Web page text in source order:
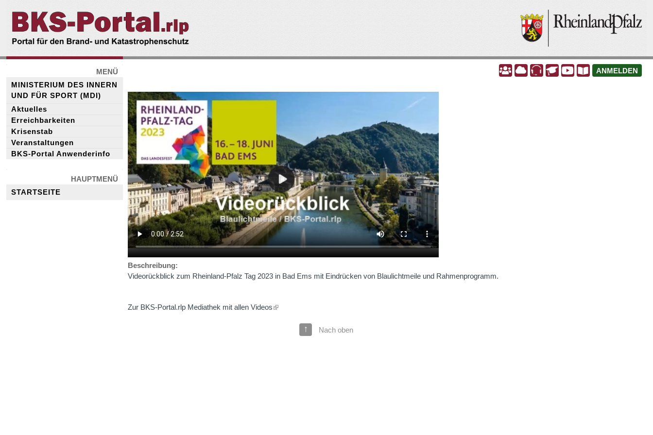
BKS-
Portal.rlp
A A A ANMELDEN
Beschreibung:
Videorückblick zum Rheinland-Pfalz Tag 2023 in Bad Ems mit Eindrücken von Blaulichtmeile und Rahmenprogramm.
Zur BKS-Portal.rlp Mediathek mit allen Videos
MENÜ
MINISTERIUM DES INNERN
UND FÜR SPORT (MDI)
Aktuelles
Erreichbarkeiten
Krisenstab
Veranstaltungen
BKS-Portal Anwenderinfo
HAUPTMENÜ
STARTSEITE
↑ Nach oben